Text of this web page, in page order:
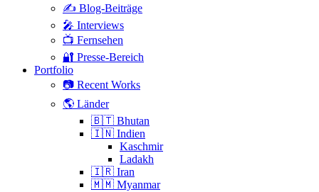
✍️ Blog-Beiträge
🎤 Interviews
📺 Fernsehen
🔐 Presse-Bereich
Portfolio
📷 Recent Works
🌎 Länder
🇧🇹 Bhutan
🇮🇳 Indien
Kaschmir
Ladakh
🇮🇷 Iran
🇲🇲 Myanmar